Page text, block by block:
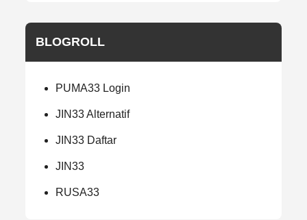
BLOGROLL
PUMA33 Login
JIN33 Alternatif
JIN33 Daftar
JIN33
RUSA33